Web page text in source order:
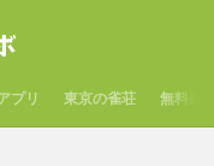
プリ 東京の雀荘 無料麻